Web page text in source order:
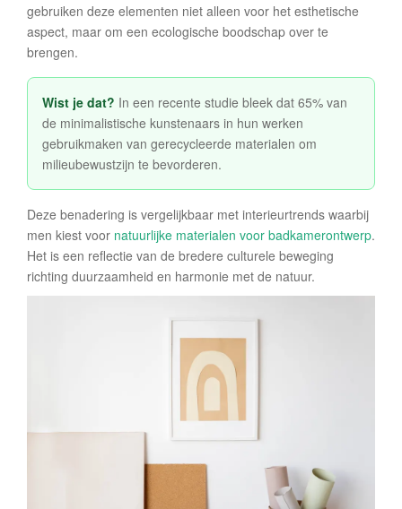
gebruiken deze elementen niet alleen voor het esthetische
aspect, maar om een ecologische boodschap over te
brengen.
Wist je dat? In een recente studie bleek dat 65% van
de minimalistische kunstenaars in hun werken
gebruikmaken van gerecycleerde materialen om
milieubewustzijn te bevorderen.
Deze benadering is vergelijkbaar met interieurtrends waarbij
men kiest voor natuurlijke materialen voor badkamerontwerp.
Het is een reflectie van de bredere culturele beweging
richting duurzaamheid en harmonie met de natuur.